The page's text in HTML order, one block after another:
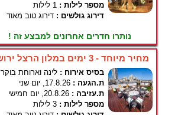
מספר לילות : 1 לילות
דירוג גולשים : דירוג טוב מאוד
נותרו חדרים אחרונים למבצע זה !
מחיר מיוחד - 3 ימים במלון הרצל ירושלים
בסיס אירוח : לינה וארוחת בוקר
ת.הגעה : 17.8.26, יום שני
ת.עזיבה : 20.8.26, יום חמישי
מספר לילות : 3 לילות